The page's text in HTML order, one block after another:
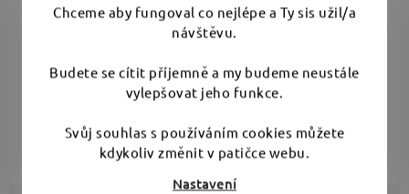
Chceme aby fungoval co nejlépe a Ty sis užil/a
návštěvu.
Budete se cítit příjemně a my budeme neustále
vylepšovat jeho funkce.
Svůj souhlas s používáním cookies můžete
kdykoliv změnit v patičce webu.
Nastavení
plastové a textilní povrchy. Rychlý čistící
účinek, vhodný do tepovače. Ideální na
vůně.
1000 ml
10 000 ml